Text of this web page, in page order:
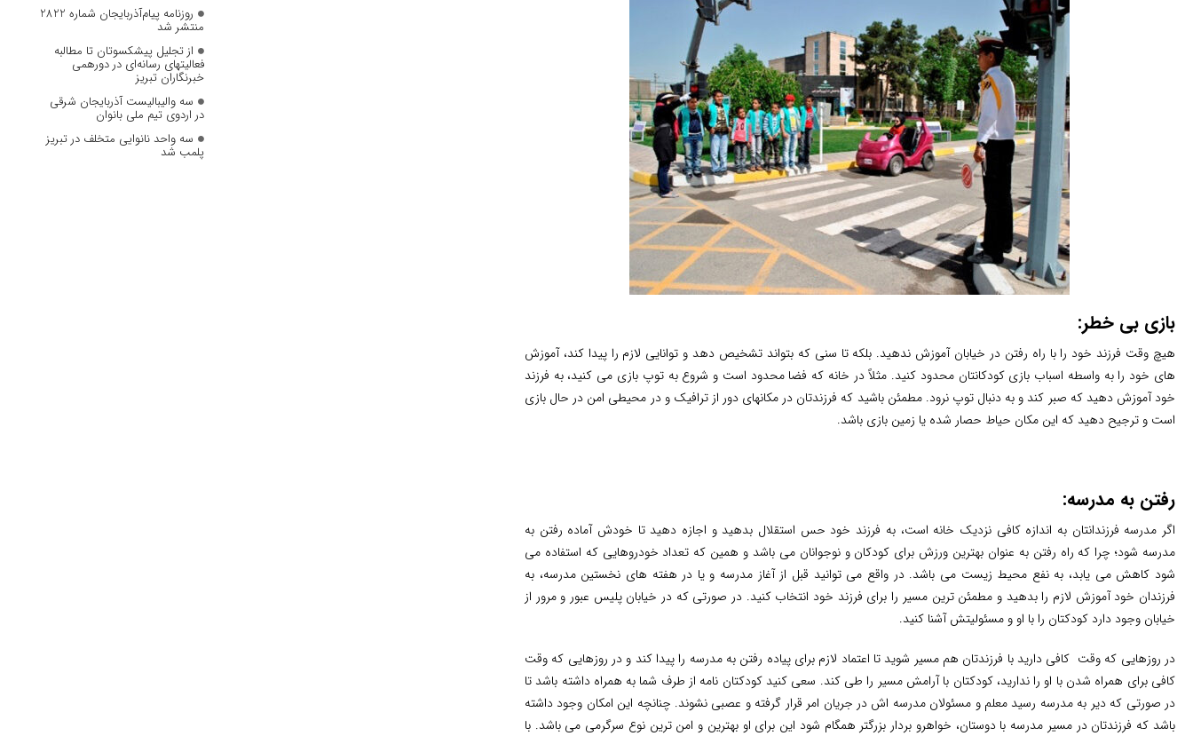
بازی بی خطر:
هیچ وقت فرزند خود را با راه رفتن در خیابان آموزش ندهید. بلکه تا سنی که بتواند تشخیص دهد و توانایی لازم را پیدا کند، آموزش
های خود را به واسطه اسباب بازی کودکانتان محدود کنید. مثلاً در خانه که فضا محدود است و شروع به توپ بازی می کنید، به فرزند
خود آموزش دهید که صبر کند و به دنبال توپ نرود. مطمئن باشید که فرزندتان در مکانهای دور از ترافیک و در محیطی امن در حال بازی
است و ترجیح دهید که این مکان حیاط حصار شده یا زمین بازی باشد.
رفتن به مدرسه:
اگر مدرسه فرزندانتان به اندازه کافی نزدیک خانه است، به فرزند خود حس استقلال بدهید و اجازه دهید تا خودش آماده رفتن به
مدرسه شود؛ چرا که راه رفتن به عنوان بهترین ورزش برای کودکان و نوجوانان می باشد و همین که تعداد خودروهایی که استفاده می
شود کاهش می یابد، به نفع محیط زیست می باشد. در واقع می توانید قبل از آغاز مدرسه و یا در هفته های نخستین مدرسه، به
فرزندان خود آموزش لازم را بدهید و مطمئن ترین مسیر را برای فرزند خود انتخاب کنید. در صورتی که در خیابان پلیس عبور و مرور از
خیابان وجود دارد کودکتان را با او و مسئولیتش آشنا کنید.
در روزهایی که وقت کافی دارید با فرزندتان هم مسیر شوید تا اعتماد لازم برای پیاده رفتن به مدرسه را پیدا کند و در روزهایی که وقت
کافی برای همراه شدن با او را ندارید، کودکتان با آرامش مسیر را طی کند. سعی کنید کودکتان نامه از طرف شما به همراه داشته باشد تا
در صورتی که دیر به مدرسه رسید معلم و مسئولان مدرسه اش در جریان امر قرار گرفته و عصبی نشوند. چنانچه این امکان وجود داشته
باشد که فرزندتان در مسیر مدرسه با دوستان، خواهرو بردار بزرگتر همگام شود این برای او بهترین و امن ترین نوع سرگرمی می باشد. با
روزنامه پیام‌آذربایجان شماره 2822
منتشر شد
از تجلیل پیشکسوتان تا مطالبه
فعالیتهای رسانه‌ای در دورهمی
خبرنگاران تبریز
سه والیبالیست آذربایجان‌ شرقی
در اردوی تیم ملی بانوان
سه واحد نانوایی متخلف در تبریز
پلمب شد